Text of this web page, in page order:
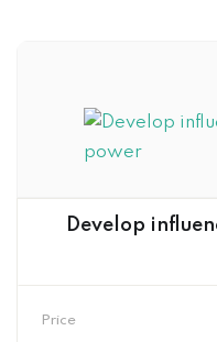
Develop
Price